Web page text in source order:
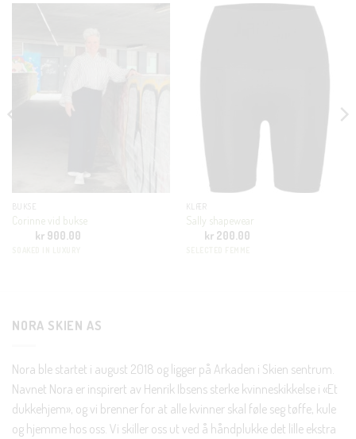
BUKSE
Corinne vid bukse
kr900.00
KLÆR
Sally shapewear
kr200.00
NORA SKIEN AS
Nora ble startet i august 2018 og ligger på Arkaden i Skien sentrum.
Navnet Nora er inspirert av Henrik Ibsens sterke kvinneskikkelse i «Et
dukkehjem», og vi brenner for at alle kvinner skal føle seg tøffe, kule
og hjemme hos oss. Vi skiller oss ut ved å håndplukke det lille ekstra
KUNDEKLUBB
Bli en del av Nora-familien i dag. Som medlem får du 10%
rabatt på din første handel og eksklusive fordeler rett i lomma.
JA, HENT MIN RABATTKODE!